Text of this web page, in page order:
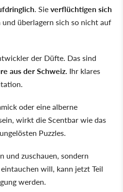
. Sieverflüchtigen sich
und überlagern sich so nicht auf
der Düfte. Das sind
aus der Schweiz. Ihr klares
oder eine alberne
wirkt die Scentbar wie das
Puzzles.
und zuschauen, sondern
will, kann jetzt Teil
werden.